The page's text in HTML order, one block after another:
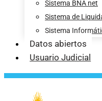
Sistema BNA net
Sistema de
Sistema
Datos abiertos
Usuario Judicial